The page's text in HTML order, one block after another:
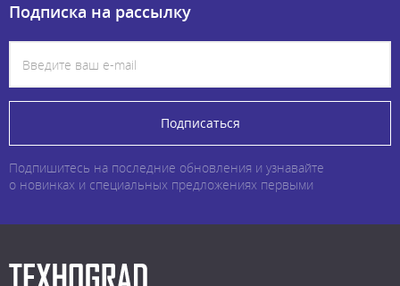
Подписка на рассылку
Подписаться
Подпишитесь на последние обновления и узнавайте
о новинках и специальных предложениях первыми